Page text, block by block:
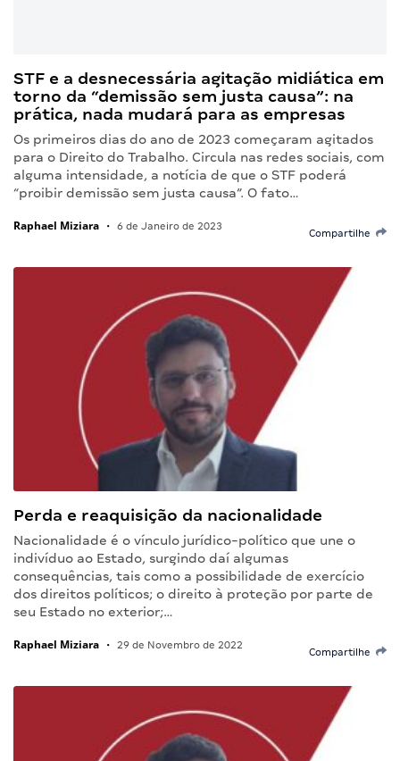
STF e a desnecessária agitação midiática em
torno da “demissão sem justa causa”: na
prática, nada mudará para as empresas
Os primeiros dias do ano de 2023 começaram agitados
para o Direito do Trabalho. Circula nas redes sociais, com
alguma intensidade, a notícia de que o STF poderá
“proibir demissão sem justa causa”. O fato…
Raphael Miziara • 6 de Janeiro de 2023
Compartilhe
Perda e reaquisição da nacionalidade
Nacionalidade é o vínculo jurídico-político que une o
indivíduo ao Estado, surgindo daí algumas
consequências, tais como a possibilidade de exercício
dos direitos políticos; o direito à proteção por parte de
seu Estado no exterior;…
Raphael Miziara • 29 de Novembro de 2022
Compartilhe